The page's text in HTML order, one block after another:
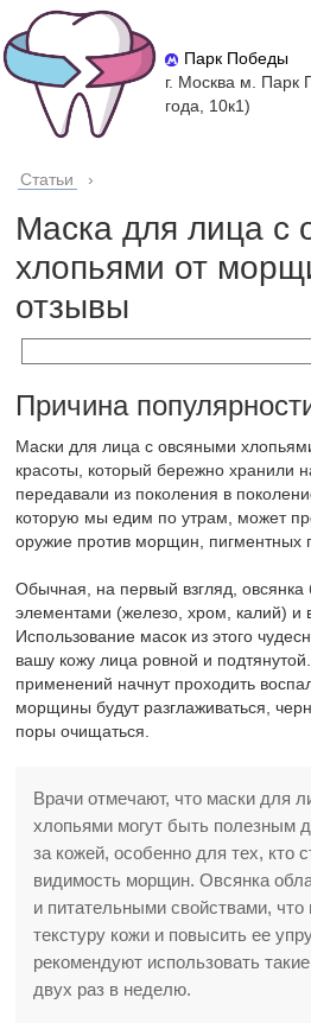
Парк Победы
г. Москва м. Парк
года, 10к1)
Статьи ›
Маска для лица с
хлопьями от
отзывы
Причина
Маски для лица с овсяными
красоты, который бережно хранили
передавали из поколения в
которую мы едим по утрам, может
оружие против морщин, пигментных
Обычная, на первый взгляд,
элементами (железо, хром, калий)
Использование масок из этого
вашу кожу лица ровной и
применений начнут проходить
морщины будут разглаживаться,
поры очищаться.
Врачи отмечают, что маски для
хлопьями могут быть полезным
за кожей, особенно для тех, кто
видимость морщин. Овсянка
и питательными свойствами, что
текстуру кожи и повысить ее
рекомендуют использовать
двух раз в неделю.